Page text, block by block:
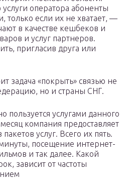
оператора абоненты
только если их не хватает, —
в качестве кешбеков и
и услуг партнеров.
пригласив друга или
задача «покрыть» связью не
но и страны СНГ.
пользуется услугами данного
компания предоставляет
услуг. Всего их пять.
посещение интернет-
и так далее. Какой
зависит от частоты